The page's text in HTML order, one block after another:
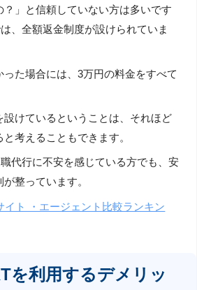
？」と信頼していない方は多いです
、全額返金制度が設けられていま
た場合には、3万円の料金をすべて
設けているということは、それほど
考えることもできます。
代行に不安を感じている方でも、安
整っています。
イト ・エージェント比較ランキン
を利用するデメリッ